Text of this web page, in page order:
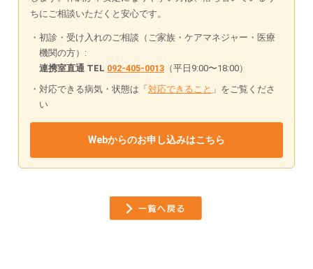
ちにご相談いただくと安心です。
初診・受け入れのご相談（ご家族・ケアマネジャー・医療
機関の方）:
連携室直通 TEL 092-405-0013 （平日9:00〜18:00）
対応できる病気・状態は「対応できること 」をご覧くださ
い
Webからのお申し込みはこちら